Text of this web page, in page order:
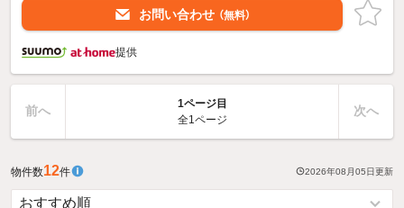
お問い合わせ （無料）
提供
前へ
1ページ目
全1ページ
次へ
物件数12件 2026年08月05日更新